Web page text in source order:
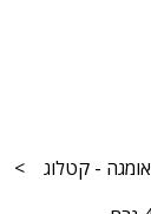
אומגה - קטלוג >